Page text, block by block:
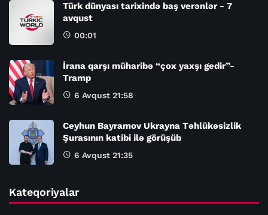
Türk dünyası tarixində baş verənlər - 7
avqust
00:01
İrana qarşı müharibə “çox yaxşı gedir”-
Tramp
6 Avqust 21:58
Ceyhun Bayramov Ukrayna Təhlükəsizlik
Şurasının katibi ilə görüşüb
6 Avqust 21:35
Kateqoriyalar